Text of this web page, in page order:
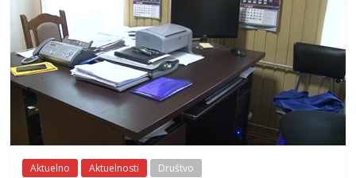
Aktuelno Aktuelnosti Društvo